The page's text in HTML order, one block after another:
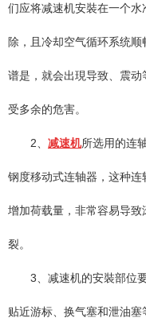
们应将减速机安裝在一个
除，且冷却空气循环系统
谱是，就会出現导致、震
受多余的危害。
2、 减速机所选用的连
钢度移动式连轴器，这种
增加荷载量，非常容易导
裂。
3、减速机的安裝部位
贴近游标、换气塞和泄油